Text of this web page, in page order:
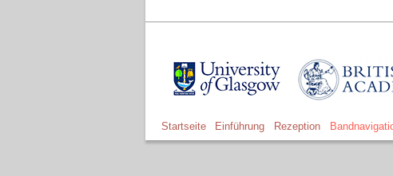
Startseite Einführung Rezeption